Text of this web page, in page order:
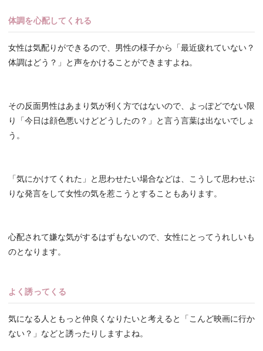
体調を心配してくれる
女性は気配りができるので、男性の様子から「最近疲れていない？
体調はどう？」と声をかけることができますよね。
その反面男性はあまり気が利く方ではないので、よっぽどでない限
り「今日は顔色悪いけどどうしたの？」と言う言葉は出ないでしょ
う。
「気にかけてくれた」と思わせたい場合などは、こうして思わせぶ
りな発言をして女性の気を惹こうとすることもあります。
心配されて嫌な気がするはずもないので、女性にとってうれしいも
のとなります。
よく誘ってくる
気になる人ともっと仲良くなりたいと考えると「こんど映画に行か
ない？」などと誘ったりしますよね。